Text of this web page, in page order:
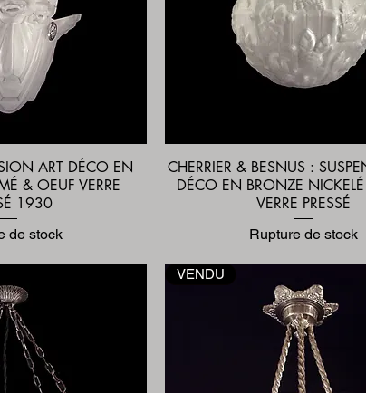
rapideART DÉCO EN
& OEUF VERRE
1930
de stock
Aperçu rapide
CHERRIER & BESNUS :
DÉCO EN BRONZE
VERRE PRESSÉ
Rupture de stock
VENDU